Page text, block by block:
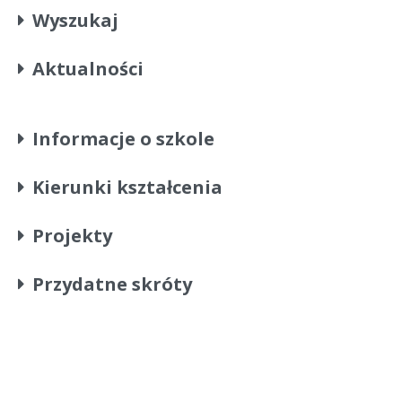
Wyszukaj
Aktualności
Informacje o szkole
Kierunki kształcenia
Projekty
Przydatne skróty